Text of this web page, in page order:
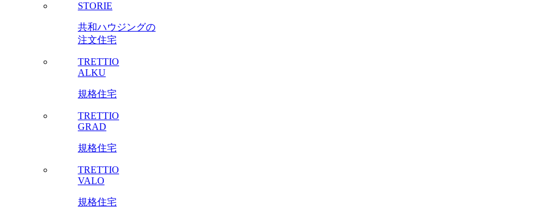
STORIE
共和ハウジングの
注文住宅
TRETTIO
ALKU
規格住宅
TRETTIO
GRAD
規格住宅
TRETTIO
VALO
規格住宅